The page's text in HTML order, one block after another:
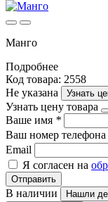
Манго
Подробнее
Код товара: 2558
Не указана
Узнать
Узнать цену товара
Ваше имя *
Ваш номер телефона
Email
Я согласен на
Отправить
В наличии
Нашли